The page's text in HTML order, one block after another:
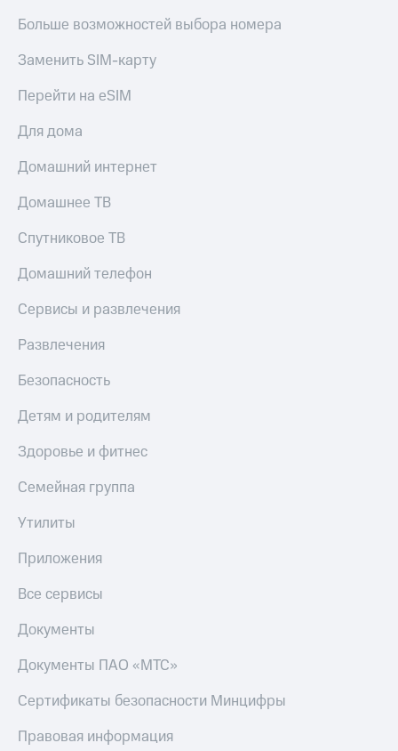
Больше возможностей выбора номера
Заменить SIM-карту
Перейти на eSIM
Для дома
Домашний интернет
Домашнее ТВ
Спутниковое ТВ
Домашний телефон
Сервисы и развлечения
Развлечения
Безопасность
Детям и родителям
Здоровье и фитнес
Семейная группа
Утилиты
Приложения
Все сервисы
Документы
Документы ПАО «МТС»
Сертификаты безопасности Минцифры
Правовая информация